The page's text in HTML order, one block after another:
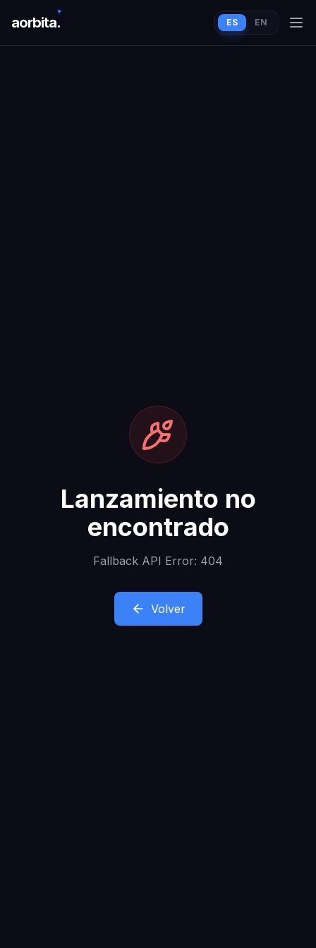
aorbita. ES EN
Lanzamiento no
encontrado
Fallback API Error: 404
Volver